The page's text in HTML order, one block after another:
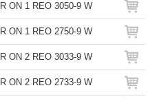
ON 1 REO 3050-9 W
ON 1 REO 2750-9 W
ON 2 REO 3033-9 W
ON 2 REO 2733-9 W